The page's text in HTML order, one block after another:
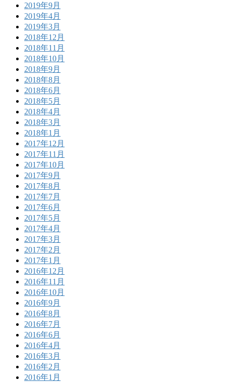
2019年9月
2019年4月
2019年3月
2018年12月
2018年11月
2018年10月
2018年9月
2018年8月
2018年6月
2018年5月
2018年4月
2018年3月
2018年1月
2017年12月
2017年11月
2017年10月
2017年9月
2017年8月
2017年7月
2017年6月
2017年5月
2017年4月
2017年3月
2017年2月
2017年1月
2016年12月
2016年11月
2016年10月
2016年9月
2016年8月
2016年7月
2016年6月
2016年4月
2016年3月
2016年2月
2016年1月